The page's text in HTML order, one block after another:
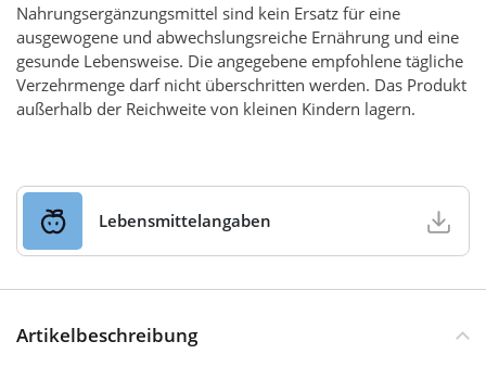
Nahrungsergänzungsmittel sind kein Ersatz für eine
ausgewogene und abwechslungsreiche Ernährung und eine
gesunde Lebensweise. Die angegebene empfohlene tägliche
Verzehrmenge darf nicht überschritten werden. Das Produkt
außerhalb der Reichweite von kleinen Kindern lagern.
Lebensmittelangaben
Artikelbeschreibung